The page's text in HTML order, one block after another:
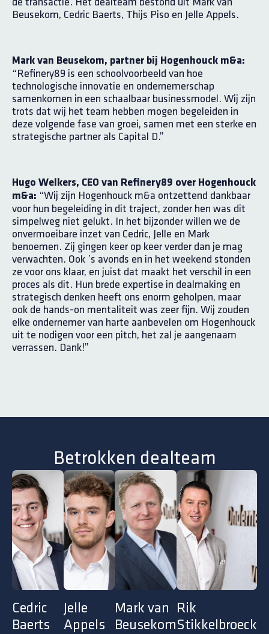
Beusekom, Cedric Baerts, Thijs Piso en Jelle Appels.
Mark van Beusekom, partner bij Hogenhouck m&a:
“Refinery89 is een schoolvoorbeeld van hoe
technologische innovatie en ondernemerschap
samenkomen in een schaalbaar businessmodel. Wij zijn
trots dat wij het team hebben mogen begeleiden in
deze volgende fase van groei, samen met een sterke en
strategische partner als Capital D.”
Hugo Welkers, CEO van Refinery89 over Hogenhouck
m&a: “Wij zijn Hogenhouck m&a ontzettend dankbaar
voor hun begeleiding in dit traject, zonder hen was dit
simpelweg niet gelukt. In het bijzonder willen we de
onvermoeibare inzet van Cedric, Jelle en Mark
benoemen. Zij gingen keer op keer verder dan je mag
verwachten. Ook ’s avonds en in het weekend stonden
ze voor ons klaar, en juist dat maakt het verschil in een
proces als dit. Hun brede expertise in dealmaking en
strategisch denken heeft ons enorm geholpen, maar
ook de hands-on mentaliteit was zeer fijn. Wij zouden
elke ondernemer van harte aanbevelen om Hogenhouck
uit te nodigen voor een pitch, het zal je aangenaam
verrassen. Dank!”
Betrokken dealteam
Cedric
Baerts
Jelle
Appels
Mark van
Beusekom
Rik
Stikkelbroeck